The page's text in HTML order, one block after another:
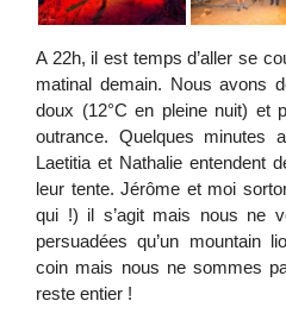
A 22h, il est temps d’aller se
matinal demain. Nous avons
doux (12°C en pleine nuit) et
outrance. Quelques minutes
Laetitia et Nathalie entendent
leur tente. Jérôme et moi
qui !) il s’agit mais nous ne
persuadées qu’un mountain
coin mais nous ne sommes
reste entier !